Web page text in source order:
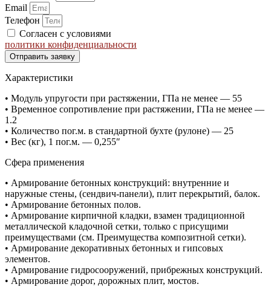
Email
Телефон
Согласен с условиями
политики конфиденциальности
Отправить заявку
Характеристики
• Модуль упругости при растяжении, ГПа не менее — 55
• Временное сопротивление при растяжении, ГПа не менее —
1.2
• Количество пог.м. в стандартной бухте (рулоне) — 25
• Вес (кг), 1 пог.м. — 0,255″
Сфера применения
• Армирование бетонных конструкций: внутренние и
наружные стены, (сендвич-панели), плит перекрытий, балок.
• Армирование бетонных полов.
• Армирование кирпичной кладки, взамен традиционной
металлической кладочной сетки, только с присущими
преимуществами (см. Преимущества композитной сетки).
• Армирование декоративных бетонных и гипсовых
элементов.
• Армирование гидросооружений, прибрежных конструкций.
• Армирование дорог, дорожных плит, мостов.